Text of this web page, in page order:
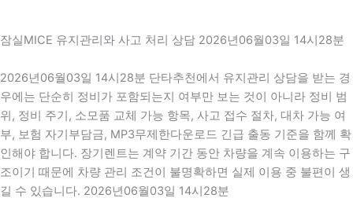
잠실MICE 유지관리와 사고 처리 상담 2026년06월03일 14시28분
2026년06월03일 14시28분 단타추천에서 유지관리 상담을 받는 경
우에는 단순히 정비가 포함되는지 여부만 보는 것이 아니라 정비 범
위, 정비 주기, 소모품 교체 가능 항목, 사고 접수 절차, 대차 가능 여
부, 보험 자기부담금, MP3무제한다운로드 긴급 출동 기준을 함께 확
인해야 합니다. 장기렌트는 계약 기간 동안 차량을 계속 이용하는 구
조이기 때문에 차량 관리 조건이 불명확하면 실제 이용 중 불편이 생
길 수 있습니다. 2026년06월03일 14시28분